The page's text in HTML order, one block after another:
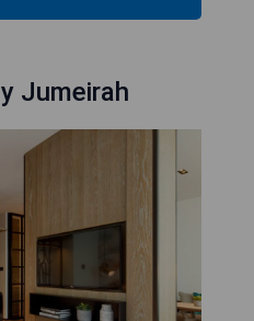
Jumeirah